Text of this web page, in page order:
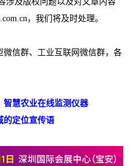
，我们将及时处理。
微信群、工业互联网微信群，各
智慧农业在线监测仪器
的定位宣传语